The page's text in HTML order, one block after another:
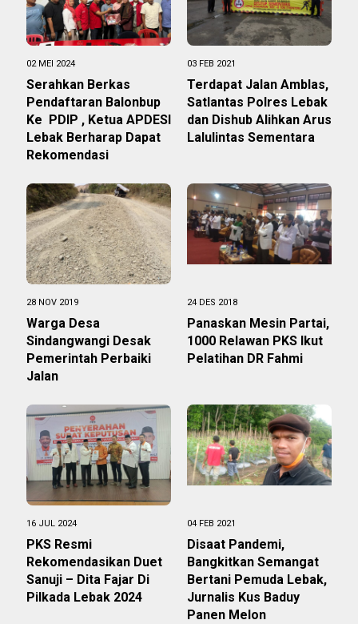
02 MEI 2024
Serahkan Berkas
Pendaftaran Balonbup
Ke PDIP , Ketua APDESI
Lebak Berharap Dapat
Rekomendasi
03 FEB 2021
Terdapat Jalan Amblas,
Satlantas Polres Lebak
dan Dishub Alihkan Arus
Lalulintas Sementara
28 NOV 2019
Warga Desa
Sindangwangi Desak
Pemerintah Perbaiki
Jalan
24 DES 2018
Panaskan Mesin Partai,
1000 Relawan PKS Ikut
Pelatihan DR Fahmi
16 JUL 2024
PKS Resmi
Rekomendasikan Duet
Sanuji – Dita Fajar Di
Pilkada Lebak 2024
04 FEB 2021
Disaat Pandemi,
Bangkitkan Semangat
Bertani Pemuda Lebak,
Jurnalis Kus Baduy
Panen Melon